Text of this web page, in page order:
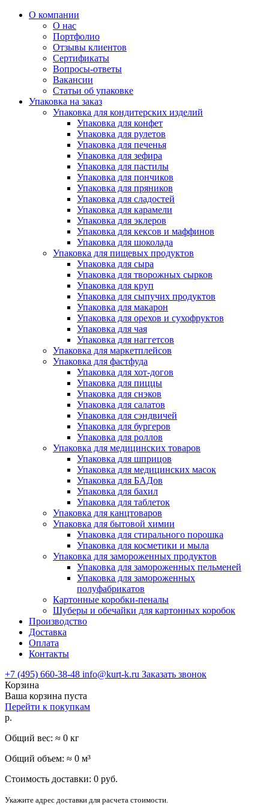
О компании
О нас
Портфолио
Отзывы клиентов
Сертификаты
Вопросы-ответы
Вакансии
Статьи об упаковке
Упаковка на заказ
Упаковка для кондитерских изделий
Упаковка для конфет
Упаковка для рулетов
Упаковка для печенья
Упаковка для зефира
Упаковка для пастилы
Упаковка для пончиков
Упаковка для пряников
Упаковка для сладостей
Упаковка для карамели
Упаковка для эклеров
Упаковка для кексов и маффинов
Упаковка для шоколада
Упаковка для пищевых продуктов
Упаковка для сыра
Упаковка для творожных сырков
Упаковка для круп
Упаковка для сыпучих продуктов
Упаковка для макарон
Упаковка для орехов и сухофруктов
Упаковка для чая
Упаковка для наггетсов
Упаковка для маркетплейсов
Упаковка для фастфуда
Упаковка для хот-догов
Упаковка для пиццы
Упаковка для снэков
Упаковка для салатов
Упаковка для сэндвичей
Упаковка для бургеров
Упаковка для роллов
Упаковка для медицинских товаров
Упаковка для шприцов
Упаковка для медицинских масок
Упаковка для БАДов
Упаковка для бахил
Упаковка для таблеток
Упаковка для канцтоваров
Упаковка для бытовой химии
Упаковка для стирального порошка
Упаковка для косметики и мыла
Упаковка для замороженных продуктов
Упаковка для замороженных пельменей
Упаковка для замороженных
полуфабрикатов
Картонные коробки-пеналы
Шуберы и обечайки для картонных коробок
Производство
Доставка
Оплата
Контакты
+7 (495) 660-38-48 info@kurt-k.ru Заказать звонок
Корзина
Ваша корзина пуста
Перейти к покупкам
р.
Общий вес: ≈ 0 кг
Общий объем: ≈ 0 м³
Стоимость доставки: 0 руб.
Укажите адрес доставки для расчета стоимости.